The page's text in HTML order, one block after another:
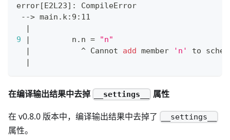
error[E2L23] : CompileError
--> main.k:9:11
|
9
|
         n.n
=
"n"
|
           ^ Cannot
add member 'n'
to
|
在编译输出结果中去掉 __settings__ 属性
在 v0.8.0 版本中，编译输出结果中去掉了 __settings__
属性。